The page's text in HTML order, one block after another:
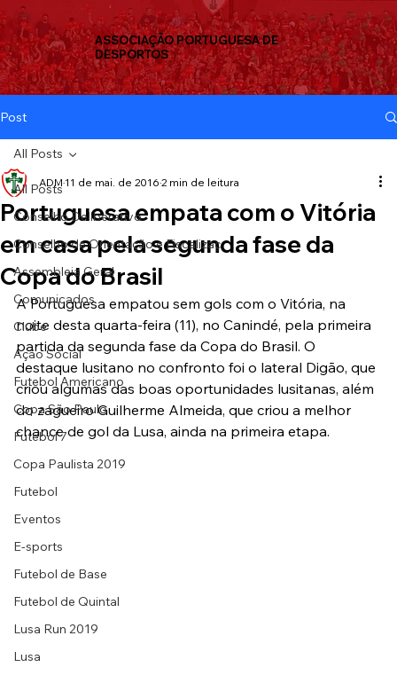
ASSOCIAÇÃO PORTUGUESA DE
DESPORTOS
Post
All Posts
Conselho Deliberativo
Conselho de Orientação e Fiscalizaç
Assembleia Geral
Comunicados
Clube
Ação Social
Futebol Americano
Copa São Paulo
Futebol 7
Copa Paulista 2019
Futebol
Eventos
E-sports
Futebol de Base
Futebol de Quintal
Lusa Run 2019
Lusa
All Posts
Portuguesa empata com o Vitória
em casa pela segunda fase da
Copa do Brasil
ADM 11 de mai. de 2016 2 min de leitura
A Portuguesa empatou sem gols com o Vitória, na
noite desta quarta-feira (11), no Canindé, pela primeira
partida da segunda fase da Copa do Brasil. O
destaque lusitano no confronto foi o lateral Digão, que
criou algumas das boas oportunidades lusitanas, além
do zagueiro Guilherme Almeida, que criou a melhor
chance de gol da Lusa, ainda na primeira etapa.